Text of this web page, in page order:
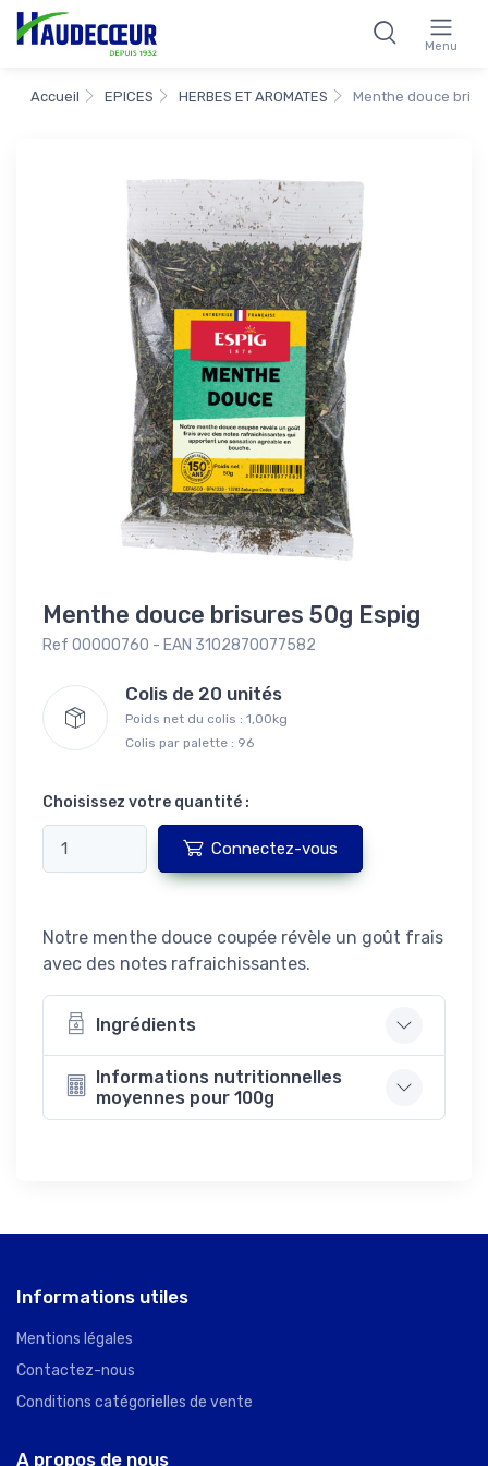
Menu
Accueil EPICES HERBES ET AROMATES Menthe douce
Menthe douce brisures 50g Espig
Ref 00000760 - EAN 3102870077582
Colis de 20 unités
Poids net du colis : 1,00kg
Colis par palette : 96
Choisissez votre quantité :
Connectez-vous
Notre menthe douce coupée révèle un goût frais
avec des notes rafraichissantes.
Ingrédients
Informations nutritionnelles
moyennes pour 100g
Informations utiles
Mentions légales
Contactez-nous
Conditions catégorielles de vente
A propos de nous